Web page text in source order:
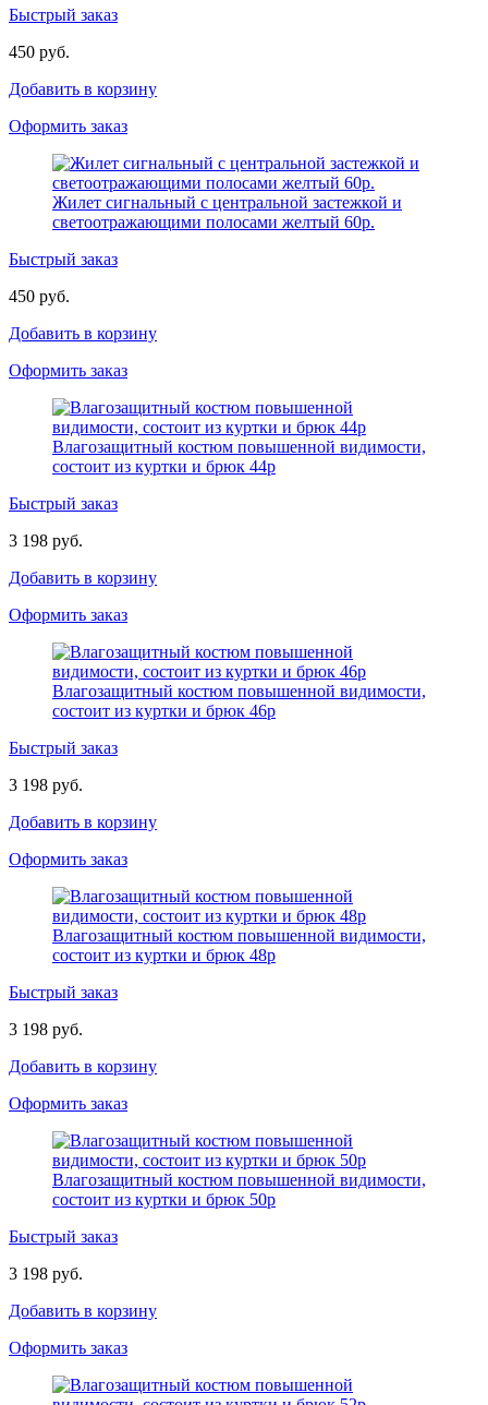
Быстрый заказ
450 руб.
Добавить в корзину
Оформить заказ
Жилет сигнальный с центральной застежкой и
светоотражающими полосами желтый 60р.
Быстрый заказ
450 руб.
Добавить в корзину
Оформить заказ
Влагозащитный костюм повышенной видимости,
состоит из куртки и брюк 44р
Быстрый заказ
3 198 руб.
Добавить в корзину
Оформить заказ
Влагозащитный костюм повышенной видимости,
состоит из куртки и брюк 46р
Быстрый заказ
3 198 руб.
Добавить в корзину
Оформить заказ
Влагозащитный костюм повышенной видимости,
состоит из куртки и брюк 48р
Быстрый заказ
3 198 руб.
Добавить в корзину
Оформить заказ
Влагозащитный костюм повышенной видимости,
состоит из куртки и брюк 50р
Быстрый заказ
3 198 руб.
Добавить в корзину
Оформить заказ